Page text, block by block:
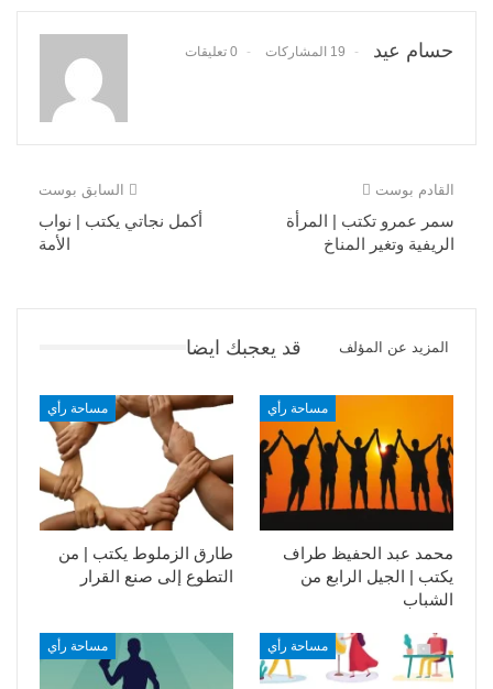
حسام عيد 19 المشاركات 0 تعليقات
السابق بوست
أكمل نجاتي يكتب | نواب
الأمة
القادم بوست
سمر عمرو تكتب | المرأة
الريفية وتغير المناخ
قد يعجبك ايضا المزيد عن المؤلف
مساحة رأي
طارق الزملوط يكتب | من
التطوع إلى صنع القرار
مساحة رأي
محمد عبد الحفيظ طراف
يكتب | الجيل الرابع من
الشباب
مساحة رأي مساحة رأي